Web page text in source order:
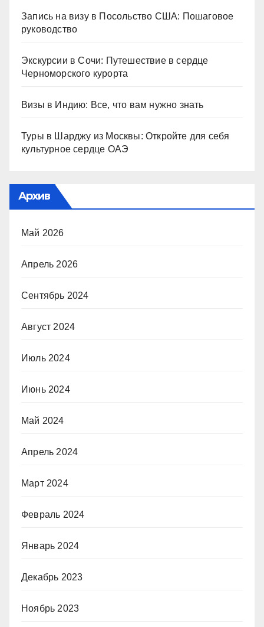
Запись на визу в Посольство США: Пошаговое
руководство
Экскурсии в Сочи: Путешествие в сердце
Черноморского курорта
Визы в Индию: Все, что вам нужно знать
Туры в Шарджу из Москвы: Откройте для себя
культурное сердце ОАЭ
Архив
Май 2026
Апрель 2026
Сентябрь 2024
Август 2024
Июль 2024
Июнь 2024
Май 2024
Апрель 2024
Март 2024
Февраль 2024
Январь 2024
Декабрь 2023
Ноябрь 2023